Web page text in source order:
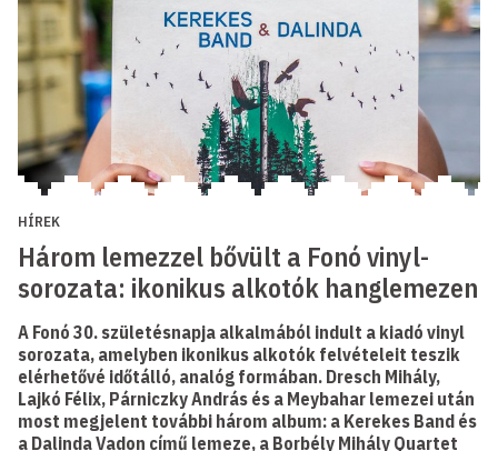
HÍREK
Három lemezzel bővült a Fonó vinyl-
sorozata: ikonikus alkotók hanglemezen
A Fonó 30. születésnapja alkalmából indult a kiadó vinyl
sorozata, amelyben ikonikus alkotók felvételeit teszik
elérhetővé időtálló, analóg formában. Dresch Mihály,
Lajkó Félix, Párniczky András és a Meybahar lemezei után
most megjelent további három album: a Kerekes Band és
a Dalinda Vadon című lemeze, a Borbély Mihály Quartet